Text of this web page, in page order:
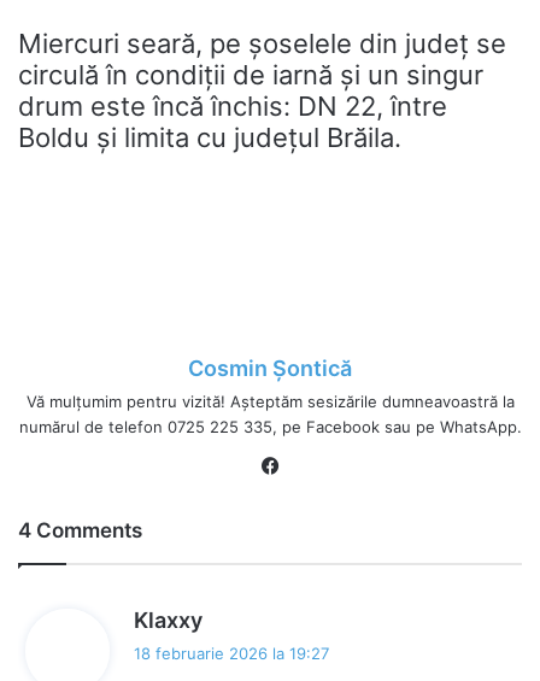
Miercuri seară, pe șoselele din județ se
circulă în condiții de iarnă și un singur
drum este încă închis: DN 22, între
Boldu și limita cu județul Brăila.
Cosmin Șontică
Vă mulțumim pentru vizită! Așteptăm sesizările dumneavoastră la
numărul de telefon 0725 225 335, pe Facebook sau pe WhatsApp.
4 Comments
Klaxxy
18 februarie 2026 la 19:27